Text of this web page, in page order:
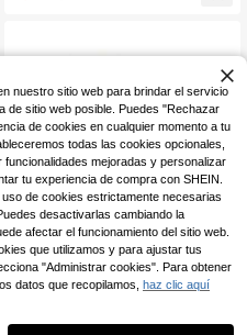
0
nuestro sitio web para brindar el servicio
de sitio web posible. Puedes "Rechazar
de cookies en cualquier momento a tu
todas las cookies opcionales,
mejoradas y personalizar
tu experiencia de compra con SHEIN.
de cookies estrictamente necesarias
desactivarlas cambiando la
afectar el funcionamiento del sitio web.
que utilizamos y para ajustar tus
"Administrar cookies". Para obtener
datos que recopilamos, haz clic aquí